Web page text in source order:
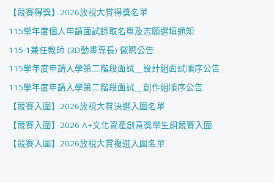
【競賽得獎】2026放視大賞得獎名單
115學年度個人申請面試錄取名單及志願選填通知
115-1兼任教師 (3D動畫專長) 徵聘公告
115學年度申請入學第二階段面試＿設計組面試順序公告
115學年度申請入學第二階段面試＿創作組順序公告
【競賽入圍】2026放視大賞決選入圍名單
【競賽入圍】2026 A+文化資產創意獎學生組競賽入圍
【競賽入圍】2026放視大賞複選入圍名單